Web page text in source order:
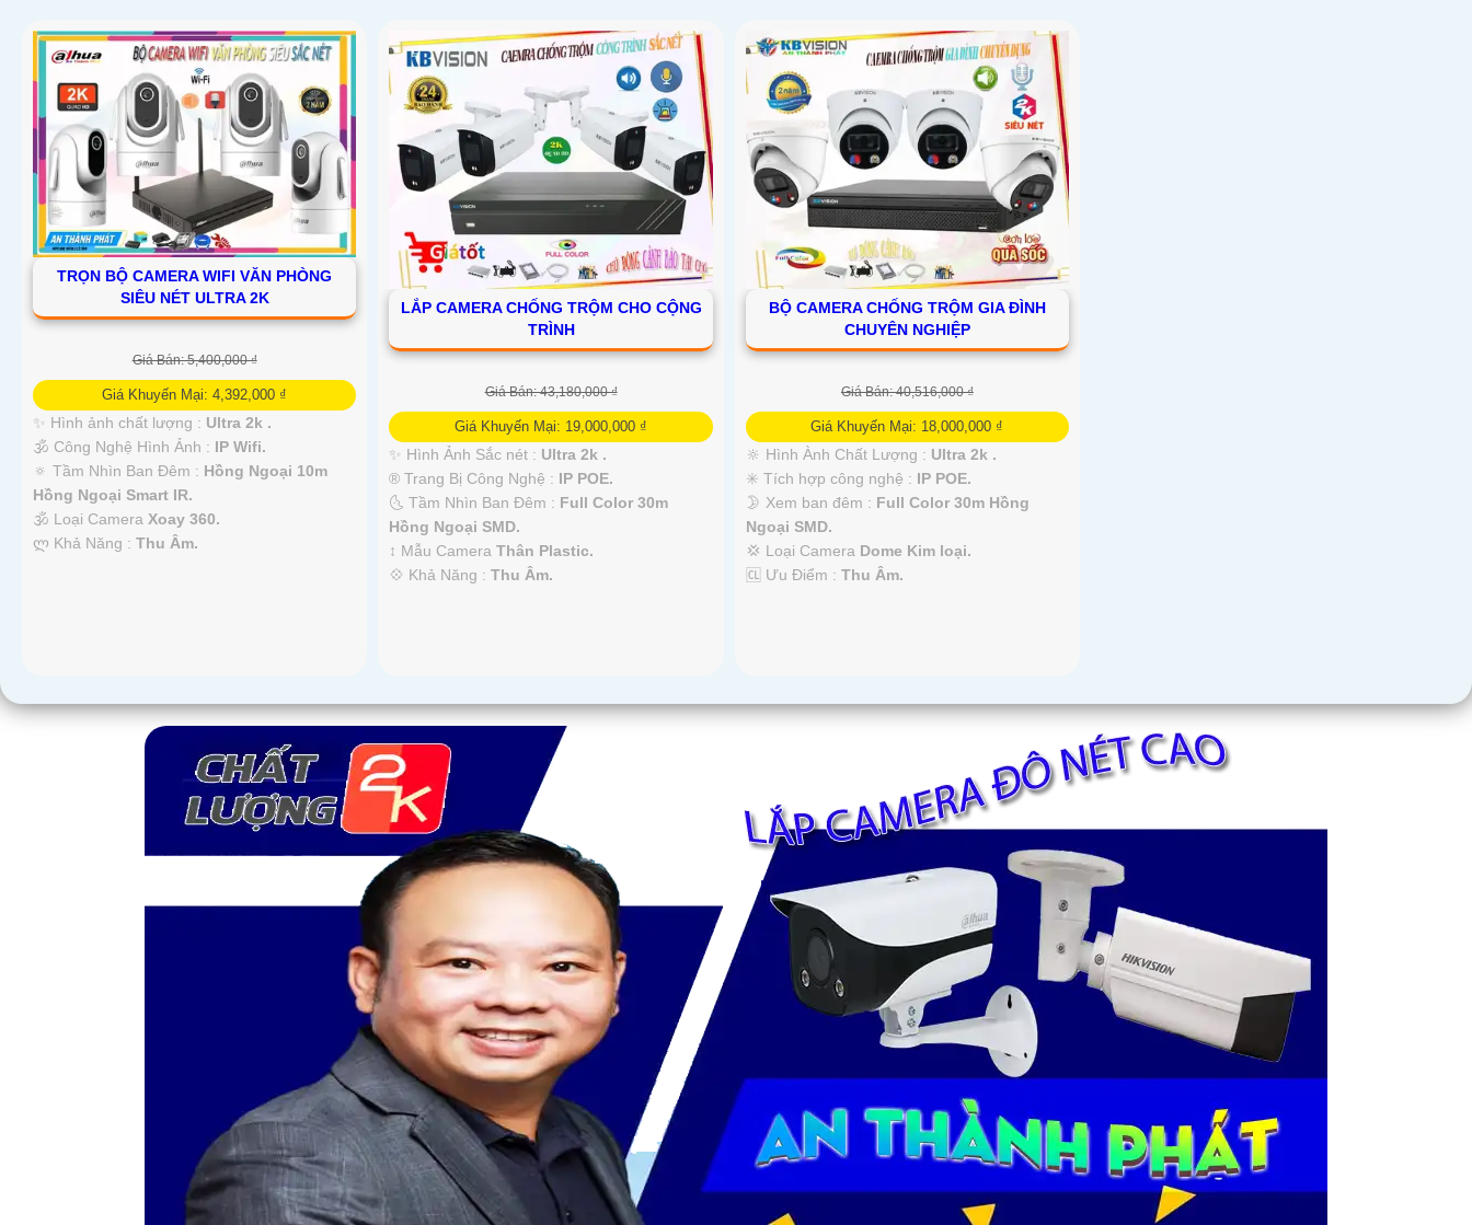
TRỌN BỘ CAMERA WIFI VĂN PHÒNG
SIÊU NÉT ULTRA 2K
Giá Bán: 5,400,000 ₫
Giá Khuyến Mại: 4,392,000 ₫
✨ Hình ảnh chất lượng : Ultra 2k .
🕉️ Công Nghệ Hình Ảnh : IP Wifi.
🔅 Tầm Nhìn Ban Đêm : Hồng Ngoại 10m
Hồng Ngoại Smart IR.
🕉️ Loại Camera Xoay 360.
️ლ Khả Năng : Thu Âm.
LẮP CAMERA CHỐNG TRỘM CHO CỘNG
TRÌNH
Giá Bán: 43,180,000 ₫
Giá Khuyến Mại: 19,000,000 ₫
✨ Hình Ảnh Sắc nét : Ultra 2k .
®️ Trang Bị Công Nghệ : IP POE.
🌜 Tầm Nhìn Ban Đêm : Full Color 30m
Hồng Ngoại SMD.
↕️ Mẫu CameraThân Plastic.
️💠 Khả Năng :Thu Âm.
BỘ CAMERA CHỐNG TRỘM GIA ĐÌNH
CHUYÊN NGHIỆP
Giá Bán: 40,516,000 ₫
Giá Khuyến Mại: 18,000,000 ₫
🔆 Hình Ành Chất Lượng : Ultra 2k .
✳️ Tích hợp công nghệ : IP POE.
🌛 Xem ban đêm : Full Color 30m Hồng
Ngoại SMD.
💢 Loại Camera Dome Kim loại.
️🆑 Ưu Điểm : Thu Âm.